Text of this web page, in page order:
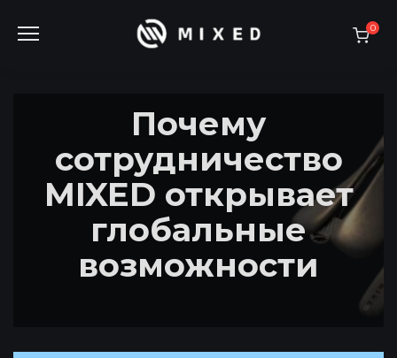
content
0
Почему
сотрудничество
MIXED открывает
глобальные
возможности